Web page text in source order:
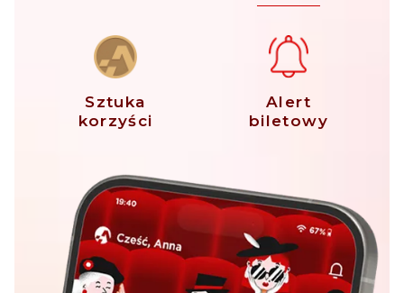
Sztuka
korzyści
Alert
biletowy